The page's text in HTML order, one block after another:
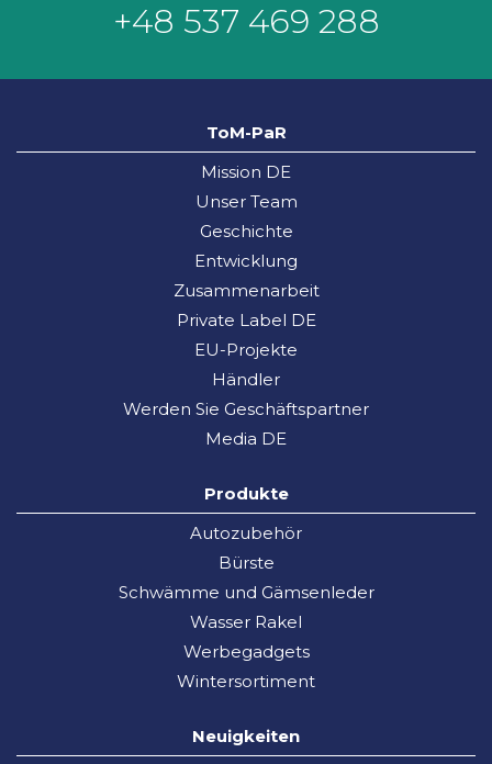
+48 537 469 288
ToM-PaR
Mission DE
Unser Team
Geschichte
Entwicklung
Zusammenarbeit
Private Label DE
EU-Projekte
Händler
Werden Sie Geschäftspartner
Media DE
Produkte
Autozubehör
Bürste
Schwämme und Gämsenleder
Wasser Rakel
Werbegadgets
Wintersortiment
Neuigkeiten